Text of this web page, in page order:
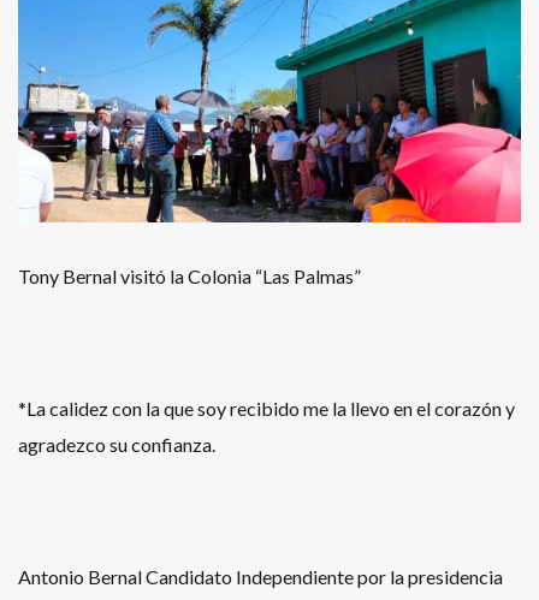
Tony Bernal visitó la Colonia “Las Palmas”
*La calidez con la que soy recibido me la llevo en el corazón y
agradezco su confianza.
Antonio Bernal Candidato Independiente por la presidencia